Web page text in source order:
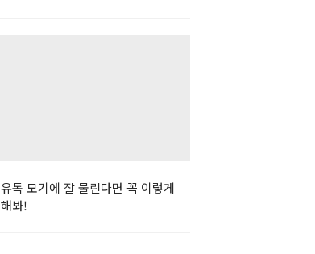
유독 모기에 잘 물린다면 꼭 이렇게
해봐!